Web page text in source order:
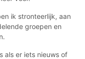
ik stronteerlijk, aan
groepen en
als er iets nieuws of